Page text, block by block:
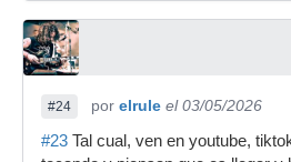
#24 por elrule el 03/05/2026
#23 Tal cual, ven en youtube,